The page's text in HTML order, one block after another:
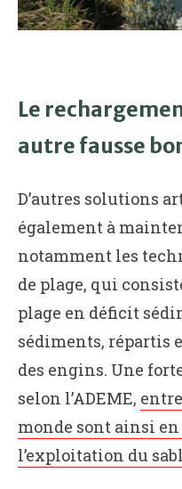
Le
autre fausse
D’autres solutions
également à
notamment les
de plage, qui
plage en déficit
sédiments, répartis
des engins. Une
selon l’ADEME,
monde sont ainsi en
l’exploitation du